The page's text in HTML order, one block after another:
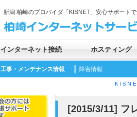
新潟 柏崎のプロバイダ「KISNET」安心サポート
インターネット接続 ホスティング
工事・メンテナンス情報 障害情報
K I S N
[2015/3/11] フ